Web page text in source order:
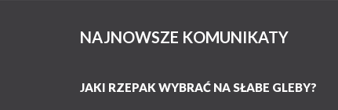
NAJNOWSZE KOMUNIKATY
JAKI RZEPAK WYBRAĆ NA SŁABE GLEBY?